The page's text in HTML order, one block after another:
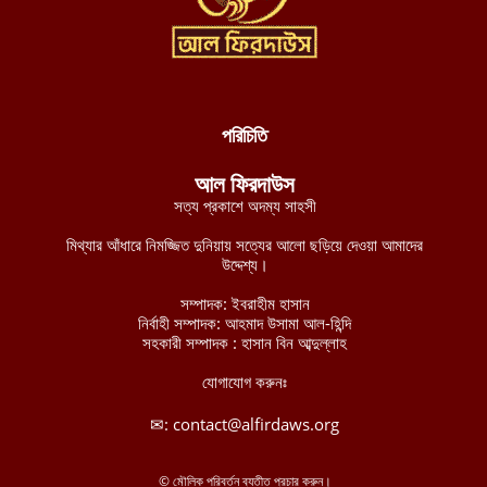
সংবিধান ছেড়ে শরিয়াহ্ প্রতিষ্ঠা করুন
নব্য চাঁদাবাজদের হাতে জিম্মি রাজধানীবাসী, ৩৫ স্পটে পুলিশ সদস্যরাই করছে
বুরকিনান জান্তা বাহিনীর ১২টি সামরিক অবস্থানের নিয়ন্ত্রণ নিয়েছে
মালিতে জান্তা ও রুশ বাহিনীর ৫টি কনভয়ে প্রতিরোধ বাহিনী জেএনআইএম-
ইমারাতে ইসলামিয়া আফগানিস্তানের উত্তরাঞ্চলের পাঁচ প্রদেশের ৩৫০ পুলিশ
পরিচিতি
আল ফিরদাউস
সত্য প্রকাশে অদম্য সাহসী
মিথ্যার আঁধারে নিমজ্জিত দুনিয়ায় সত্যের আলো ছড়িয়ে দেওয়া আমাদের
উদ্দেশ্য।
সম্পাদক: ইবরাহীম হাসান
নির্বাহী সম্পাদক: আহমাদ উসামা আল-হিন্দি
সহকারী সম্পাদক : হাসান বিন আব্দুল্লাহ
যোগাযোগ করুনঃ
✉: contact@alfirdaws.org
© মৌলিক পরিবর্তন ব্যতীত প্রচার করুন।